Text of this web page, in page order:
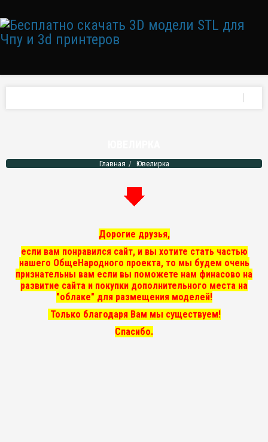
Главная Ювелирка
Дорогие друзья,
если вам понравился сайт, и вы хотите стать частью
нашего ОбщеНародного проекта, то мы будем очень
признательны вам если вы поможете нам финасово на
развитие сайта и покупки дополнительного места на
"облаке" для размещения моделей!
Только благодаря Вам мы существуем!
Спасибо.